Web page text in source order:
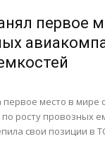
первое
место в мире
росту провозных
свои позиции в